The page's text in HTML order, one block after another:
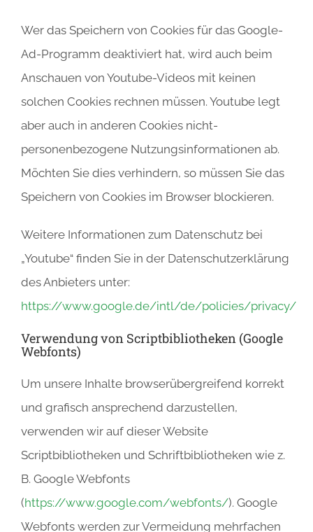
Wer das Speichern von Cookies für das Google-
Ad-Programm deaktiviert hat, wird auch beim
Anschauen von Youtube-Videos mit keinen
solchen Cookies rechnen müssen. Youtube legt
aber auch in anderen Cookies nicht-
personenbezogene Nutzungsinformationen ab.
Möchten Sie dies verhindern, so müssen Sie das
Speichern von Cookies im Browser blockieren.
Weitere Informationen zum Datenschutz bei
„Youtube“ finden Sie in der Datenschutzerklärung
des Anbieters unter:
https://www.google.de/intl/de/policies/privacy/
Verwendung von Scriptbibliotheken (Google
Webfonts)
Um unsere Inhalte browserübergreifend korrekt
und grafisch ansprechend darzustellen,
verwenden wir auf dieser Website
Scriptbibliotheken und Schriftbibliotheken wie z.
B. Google Webfonts
(https://www.google.com/webfonts/). Google
Webfonts werden zur Vermeidung mehrfachen